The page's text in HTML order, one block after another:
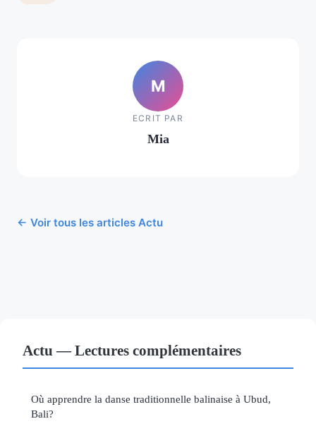
M
ECRIT PAR
Mia
← Voir tous les articles Actu
Actu — Lectures complémentaires
Où apprendre la danse traditionnelle balinaise à Ubud,
Bali?